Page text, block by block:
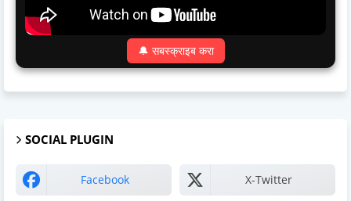
🔔 सबस्क्राइब करा
SOCIAL PLUGIN
Facebook X-Twitter